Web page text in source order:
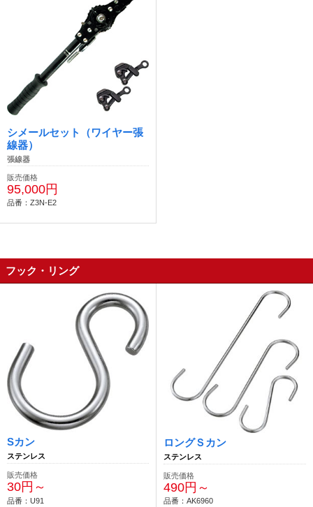
シメールセット（ワイヤー張
線器）
張線器
販売価格
95,000円
品番：Z3N-E2
フック・リング
Sカン
ステンレス
販売価格
30円～
品番：U91
ロングＳカン
ステンレス
販売価格
490円～
品番：AK6960